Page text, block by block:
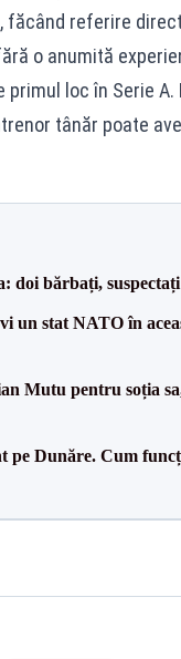
referire
o anumită
primul loc în Serie
tânăr poate
doi bărbați,
un stat NATO în
Mutu pentru soția
pe Dunăre. Cum